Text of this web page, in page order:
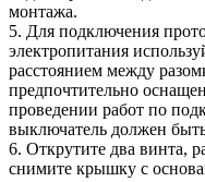
монтажа.
5. Для подключения
электропитания
расстоянием между
предпочтительно
проведении работ по
выключатель должен
6. Открутите два винта,
снимите крышку с